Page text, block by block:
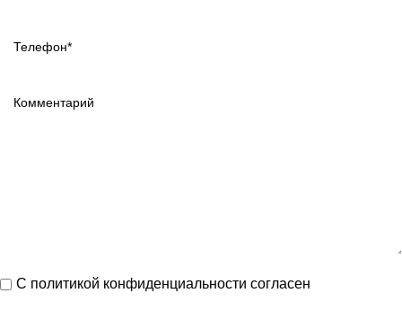
С политикой конфиденциальности согласен